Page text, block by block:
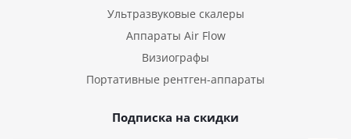
Ультразвуковые скалеры
Аппараты Air Flow
Визиографы
Портативные рентген-аппараты
Подписка на скидки